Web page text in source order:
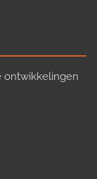
ontwikkelingen